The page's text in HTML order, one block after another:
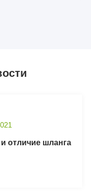
отличие шланга